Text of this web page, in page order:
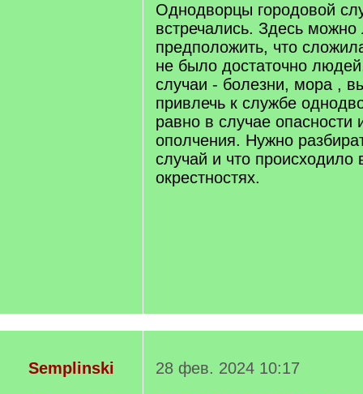
Однодворцы городовой
встречались. Здесь
предположить, что
не было достаточно
случаи - болезни, мора ,
привлечь к службе
равно в случае опасности
ополчения. Нужно
случай и что происходило
окрестностях.
Semplinski
28 фев. 2024 10:17